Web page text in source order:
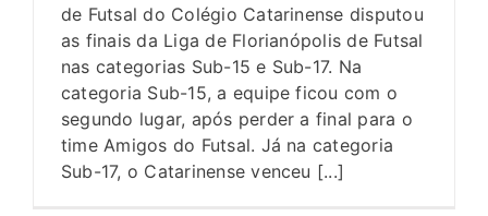
de Futsal do Colégio Catarinense disputou
as finais da Liga de Florianópolis de Futsal
nas categorias Sub-15 e Sub-17. Na
categoria Sub-15, a equipe ficou com o
segundo lugar, após perder a final para o
time Amigos do Futsal. Já na categoria
Sub-17, o Catarinense venceu [...]